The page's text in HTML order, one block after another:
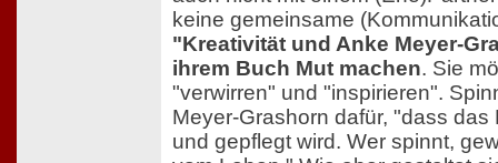
keine gemeinsame
"Kreativität und Anke Meyer-
ihrem Buch Mut machen. Sie
"verwirren" und "inspirieren".
Meyer-Grashorn dafür, "dass das
und gepflegt wird. Wer spinnt,